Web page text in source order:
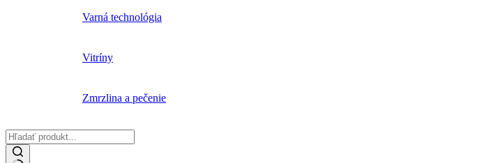
Varná technológia
Vitríny
Zmrzlina a pečenie